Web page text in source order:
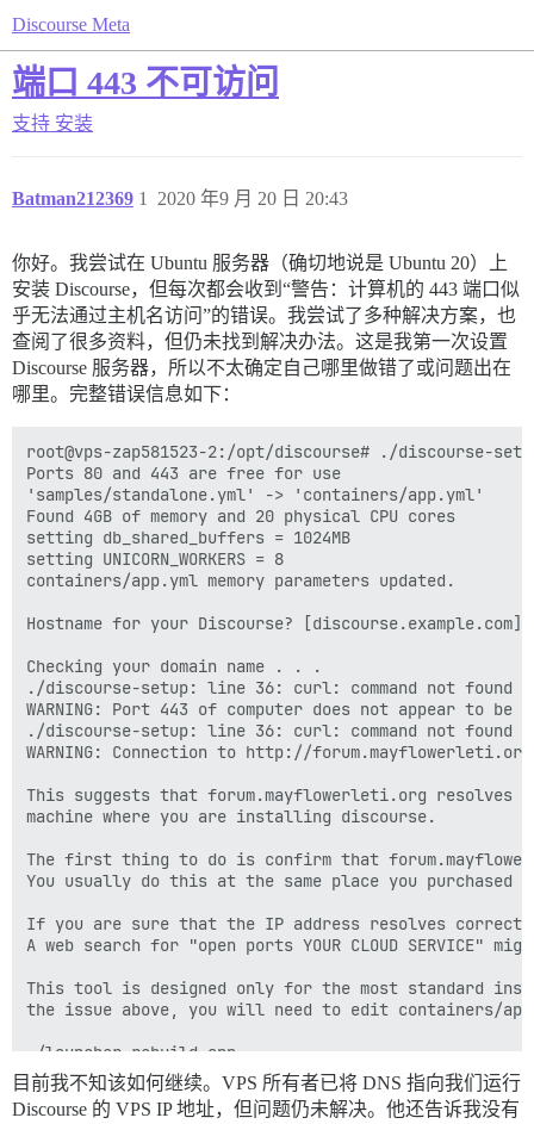
Discourse Meta
端口 443 不可访问
支持 安装
Batman212369 2020 年9 月 20 日 20:43
1
你好。我尝试在 Ubuntu 服务器（确切地说是 Ubuntu 20）上
安装 Discourse，但每次都会收到“警告：计算机的 443 端口似
乎无法通过主机名访问”的错误。我尝试了多种解决方案，也
查阅了很多资料，但仍未找到解决办法。这是我第一次设置
Discourse 服务器，所以不太确定自己哪里做错了或问题出在
哪里。完整错误信息如下：
root@vps-zap581523-2:/opt/discourse# ./discourse-
Ports 80 and 443 are free for use
'samples/standalone.yml' -> 'containers/app.yml'
Found 4GB of memory and 20 physical CPU cores
setting db_shared_buffers = 1024MB
setting UNICORN_WORKERS = 8
containers/app.yml memory parameters updated.
Hostname for your Discourse?
Checking your domain name . . .
./discourse-setup: line 36: curl: command not found
WARNING: Port 443 of computer does not appear to
./discourse-setup: line 36: curl: command not found
WARNING: Connection to http://
This suggests that forum.mayflowerleti.org resolves
machine where you are installing discourse.
The first thing to do is confirm that
You usually do this at the same place you purchased
If you are sure that the IP address resolves
A web search for "open ports YOUR CLOUD SERVICE"
This tool is designed only for the most standard
the issue above, you will need to edit containers/
./launcher rebuild app
目前我不知该如何继续。VPS 所有者已将 DNS 指向我们运行
Discourse 的 VPS IP 地址，但问题仍未解决。他还告诉我没有